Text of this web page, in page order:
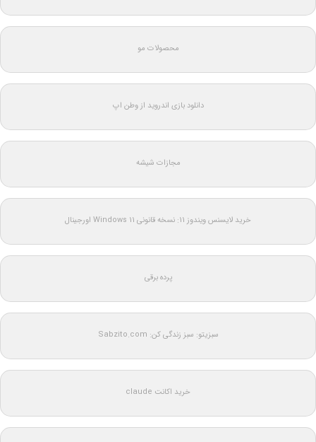
محصولات مو
دانلود بازی اندروید از وطن اپ
مجازات شیشه
خرید لایسنس ویندوز 11: نسخه قانونی Windows 11 اورجینال
پرده برقی
سبزیتو: سبز زندگی کن: Sabzito.com
خرید اکانت claude